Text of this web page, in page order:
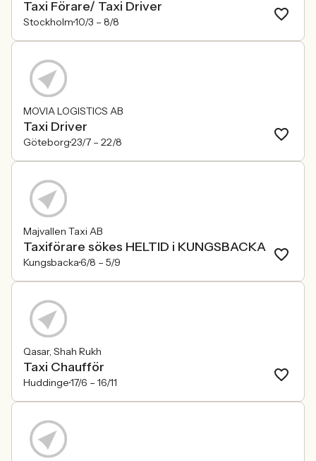
Taxi Förare/ Taxi Driver
Stockholm10/3 – 8/8
MOVIA LOGISTICS AB
Taxi Driver
Göteborg23/7 – 22/8
Majvallen Taxi AB
Taxiförare sökes HELTID i KUNGSBACKA
Kungsbacka6/8 – 5/9
Qasar, Shah Rukh
Taxi Chaufför
Huddinge17/6 – 16/11